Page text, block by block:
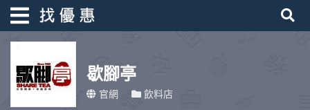
歇腳亭
官網 飲料店
找優惠